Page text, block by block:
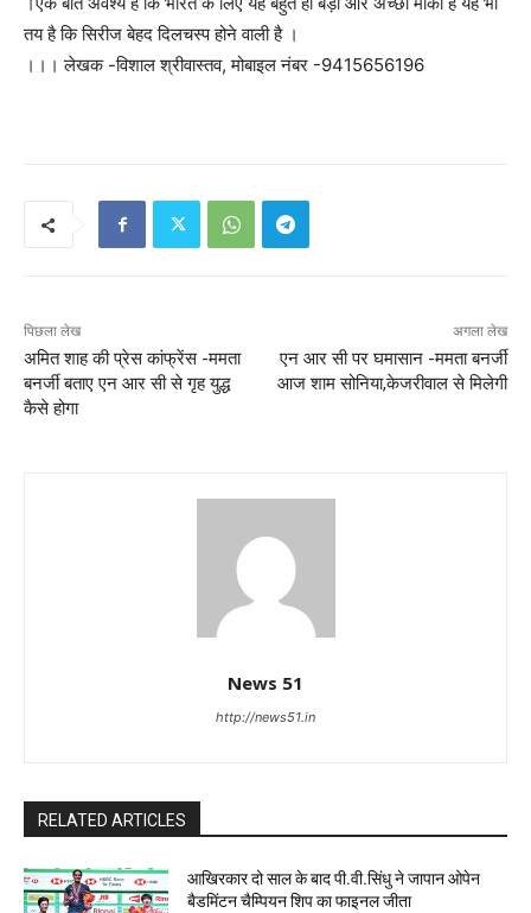
तय है कि सिरीज बेहद दिलचस्प होने वाली है ।
।।। लेखक -विशाल श्रीवास्तव, मोबाइल नंबर -9415656196
पिछला लेख
अमित शाह की प्रेस कांफ्रेंस -ममता
बनर्जी बताए एन आर सी से गृह युद्ध
कैसे होगा
अगला लेख
एन आर सी पर घमासान -ममता बनर्जी
आज शाम सोनिया,केजरीवाल से मिलेगी
News 51
http://news51.in
RELATED ARTICLES
आखिरकार दो साल के बाद पी.वी.सिंधु ने जापान ओपेन
बैडमिंटन चैम्पियन शिप का फाइनल जीता